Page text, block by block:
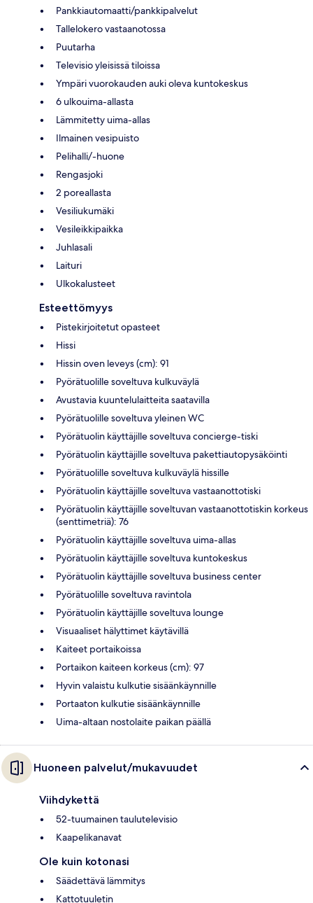
Pankkiautomaatti/pankkipalvelut
Tallelokero vastaanotossa
Puutarha
Televisio yleisissä tiloissa
Ympäri vuorokauden auki oleva kuntokeskus
6 ulkouima-allasta
Lämmitetty uima-allas
Ilmainen vesipuisto
Pelihalli/-huone
Rengasjoki
2 poreallasta
Vesiliukumäki
Vesileikkipaikka
Juhlasali
Laituri
Ulkokalusteet
Esteettömyys
Pistekirjoitetut opasteet
Hissi
Hissin oven leveys (cm): 91
Pyörätuolille soveltuva kulkuväylä
Avustavia kuuntelulaitteita saatavilla
Pyörätuolille soveltuva yleinen WC
Pyörätuolin käyttäjille soveltuva concierge-tiski
Pyörätuolin käyttäjille soveltuva pakettiautopysäköinti
Pyörätuolille soveltuva kulkuväylä hissille
Pyörätuolin käyttäjille soveltuva vastaanottotiski
Pyörätuolin käyttäjille soveltuvan vastaanottotiskin korkeus
(senttimetriä): 76
Pyörätuolin käyttäjille soveltuva uima-allas
Pyörätuolin käyttäjille soveltuva kuntokeskus
Pyörätuolin käyttäjille soveltuva business center
Pyörätuolille soveltuva ravintola
Pyörätuolin käyttäjille soveltuva lounge
Visuaaliset hälyttimet käytävillä
Kaiteet portaikoissa
Portaikon kaiteen korkeus (cm): 97
Hyvin valaistu kulkutie sisäänkäynnille
Portaaton kulkutie sisäänkäynnille
Uima-altaan nostolaite paikan päällä
Huoneen palvelut/mukavuudet
Viihdykettä
52-tuumainen taulutelevisio
Kaapelikanavat
Ole kuin kotonasi
Säädettävä lämmitys
Kattotuuletin